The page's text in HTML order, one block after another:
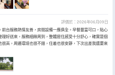
評價於：2026年06月09日
前台服務熱情友善，房間設備一應俱全。早餐豐富可口，貼心
理好送來，服務細緻周到，整體居住感受十分舒心，確實是個
很高，周邊環境也很不錯，住着也很安靜，下次出差我還要來